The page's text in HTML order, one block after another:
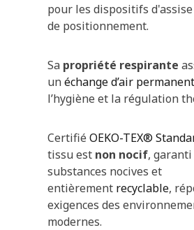
pour les dispositifs
de positionnement.
Sa propriété respirante
unéchange d’air permanent
l’hygiène et la régulation
Certifié OEKO-TEX®
tissu est non nocif, garanti
substances nocives et
entièrement recyclable,
exigences des
modernes.